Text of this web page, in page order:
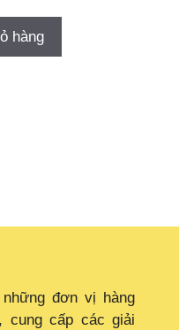
hàng
đơn vị hàng
cung cấp các giải